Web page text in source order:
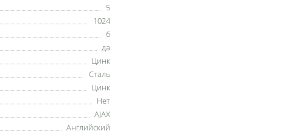
5
1024
6
да
Цинк
Сталь
Цинк
Нет
AJAX
Английский